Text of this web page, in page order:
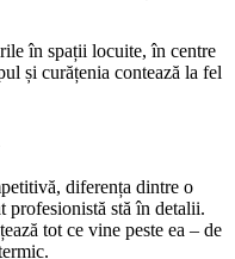
în spații locuite, în centre
și curățenia contează la fel
diferența dintre o
profesionistă stă în detalii.
tot ce vine peste ea – de